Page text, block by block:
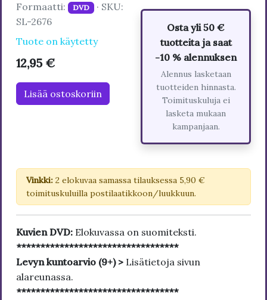
Formaatti: DVD · SKU:
SL-2676
Tuote on käytetty
12,95 €
Lisää ostoskoriin
Osta yli 50 €
tuotteita ja saat
-10 % alennuksen
Alennus lasketaan
tuotteiden hinnasta.
Toimituskuluja ei
lasketa mukaan
kampanjaan.
Vinkki: 2 elokuvaa samassa tilauksessa 5,90 €
toimituskuluilla postilaatikkoon/luukkuun.
Kuvien DVD: Elokuvassa on suomiteksti.
**********************************
Levyn kuntoarvio (9+) > Lisätietoja sivun
alareunassa.
**********************************